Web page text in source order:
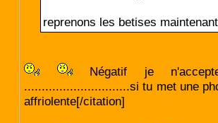
reprenons les betises
Négatif je
..............................si tu met une
affriolente[/citation]